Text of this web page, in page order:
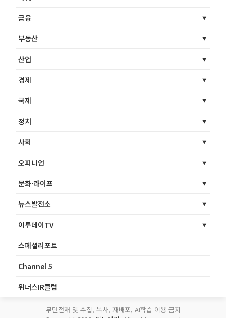
금융
부동산
산업
경제
국제
정치
사회
오피니언
문화·라이프
뉴스발전소
이투데이TV
스페셜리포트
Channel 5
위너스IR클럽
무단전재 및 수집, 복사, 재배포, AI학습 이용 금지